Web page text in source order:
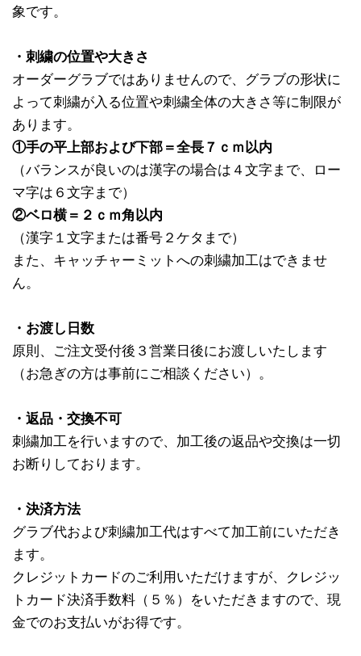
象です。
・刺繍の位置や大きさ
オーダーグラブではありませんので、グラブの形状に
よって刺繍が入る位置や刺繍全体の大きさ等に制限が
あります。
①手の平上部および下部＝全長７ｃｍ以内
（バランスが良いのは漢字の場合は４文字まで、ロー
マ字は６文字まで）
②ベロ横＝２ｃｍ角以内
（漢字１文字または番号２ケタまで）
また、キャッチャーミットへの刺繍加工はできませ
ん。
・お渡し日数
原則、ご注文受付後３営業日後にお渡しいたします
（お急ぎの方は事前にご相談ください）。
・返品・交換不可
刺繍加工を行いますので、加工後の返品や交換は一切
お断りしております。
・決済方法
グラブ代および刺繍加工代はすべて加工前にいただき
ます。
クレジットカードのご利用いただけますが、クレジッ
トカード決済手数料（５％）をいただきますので、現
金でのお支払いがお得です。